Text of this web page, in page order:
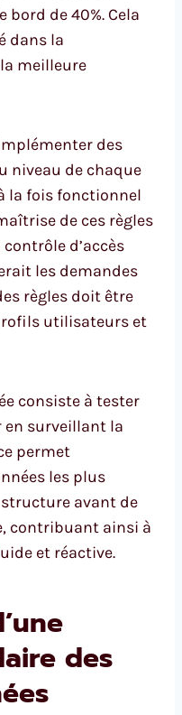
de 40%. Cela
dans la
meilleure
des
niveau de chaque
la fois fonctionnel
de ces règles
d’accès
les demandes
règles doit être
utilisateurs et
consiste à tester
en surveillant la
permet
les plus
avant de
contribuant ainsi à
et réactive.
des